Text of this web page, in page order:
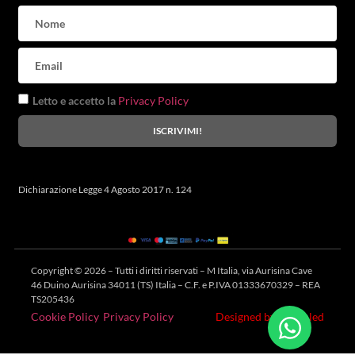
Letto e accetto la Privacy Policy
ISCRIVIMI!
Dichiarazione Legge 4 Agosto 2017 n. 124
Copyright © 2026 – Tutti i diritti riservati – M Italia, via Aurisina Cave
46 Duino Aurisina 34011 (TS) Italia – C.F. e P.IVA 01333670329 – REA
TS205436
Cookie Policy Privacy Policy Designed by @deloled